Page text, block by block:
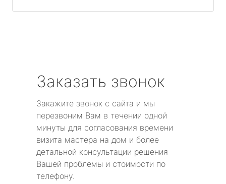
Заказать звонок
Закажите звонок с сайта и мы
перезвоним Вам в течении одной
минуты для согласования времени
визита мастера на дом и более
детальной консультации решения
Вашей проблемы и стоимости по
телефону.